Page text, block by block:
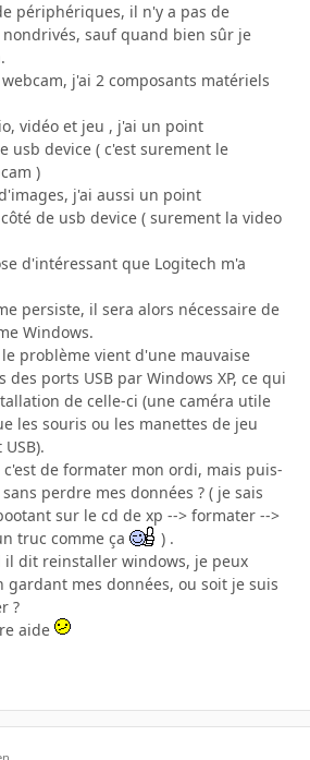
périphériques, il n'y a pas de
sauf quand bien sûr je
j'ai 2 composants matériels
vidéo et jeu , j'ai un point
usb device ( c'est surement le
)
j'ai aussi un point
de usb device ( surement la video
d'intéressant que Logitech m'a
persiste, il sera alors nécessaire de
Windows.
problème vient d'une mauvaise
ports USB par Windows XP, ce qui
de celle-ci (une caméra utile
les souris ou les manettes de jeu
de formater mon ordi, mais puis-
perdre mes données ? ( je sais
sur le cd de xp --> formater -->
truc comme ça
) .
il dit reinstaller windows, je peux
mes données, ou soit je suis
?
aide